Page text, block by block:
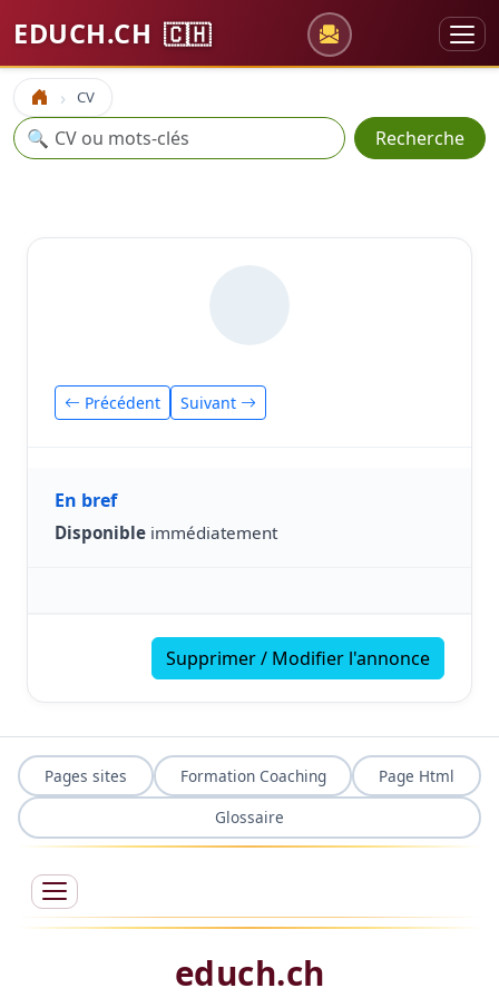
EDUCH.CH 🇨🇭
Accueil CV
Recherche
🔍 Recherche
Précédent Suivant
En bref
Disponible immédiatement
Supprimer / Modifier l'annonce
Pages sites Formation Coaching
Page Html
Glossaire
educh.ch